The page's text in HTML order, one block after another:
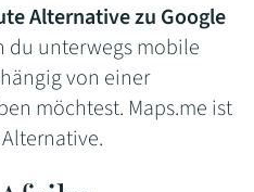
Alternative zu Google
du unterwegs mobile
von einer
möchtest. Maps.me ist